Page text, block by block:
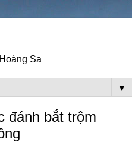
Sa
▼
đánh bắt trộm